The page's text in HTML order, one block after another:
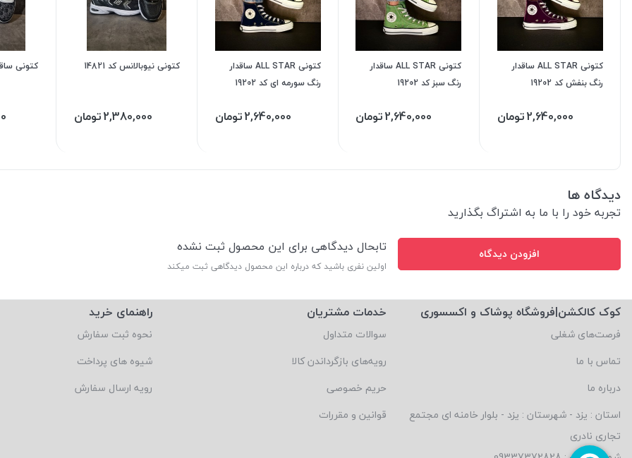
کتونی ALL STAR ساقدار
رنگ بنفش کد 19202
2,640,000تومان
کتونی ALL STAR ساقدار
رنگ سبز کد 19202
2,640,000تومان
کتونی ALL STAR ساقدار
رنگ سورمه ای کد 19202
2,640,000تومان
کتونی نیوبالانس کد 14821
2,380,000تومان
کتونی
دیدگاه ها
تجربه خود را با ما به اشتراگ بگذارید
افزودن دیدگاه تابحال دیدگاهی برای این محصول ثبت نشده
اولین نفری باشید که درباره این محصول دیدگاهی ثبت میکند
کوک کالکشن|فروشگاه پوشاک و اکسسوری
فرصت‌های شغلی
تماس با ما
درباره ما
استان : یزد - شهرستان : یزد - بلوار خامنه ای مجتمع
تجاری نادری
خدمات مشتریان
سوالات متداول
رویه‌های بازگرداندن کالا
حریم خصوصی
قوانین و مقررات
راهنمای خرید
نحوه ثبت سفارش
شیوه های پرداخت
رویه ارسال سفارش